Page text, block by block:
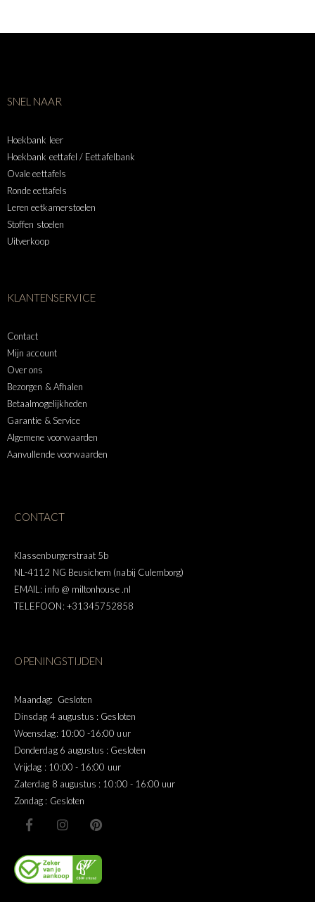
SNEL NAAR
Hoekbank leer
Hoekbank eettafel / Eettafelbank
Ovale eettafels
Ronde eettafels
Leren eetkamerstoelen
Stoffen stoelen
Uitverkoop
KLANTENSERVICE
Contact
Mijn account
Over ons
Bezorgen & Afhalen
Betaalmogelijkheden
Garantie & Service
Algemene voorwaarden
Aanvullende voorwaarden
CONTACT
Klassenburgerstraat 5b
NL-4112 NG Beusichem (nabij Culemborg)
EMAIL: info @ miltonhouse .nl
TELEFOON: +31345752858
OPENINGSTIJDEN
Maandag: Gesloten
Dinsdag 4 augustus : Gesloten
Woensdag: 10:00 -16:00 uur
Donderdag 6 augustus : Gesloten
Vrijdag : 10:00 - 16:00 uur
Zaterdag 8 augustus : 10:00 - 16:00 uur
Zondag : Gesloten